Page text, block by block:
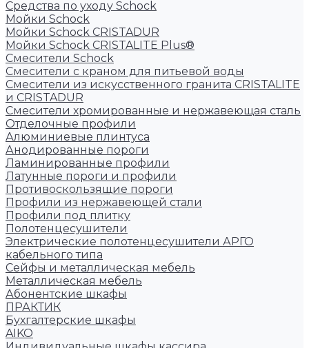
Средства по уходу Schock
Мойки Schock
Мойки Schock CRISTADUR
Мойки Schock CRISTALITE Plus®
Смесители Schock
Cмесители с краном для питьевой воды
Смесители из искуcственного гранита CRISTALITE
и CRISTADUR
Смесители хромированные и нержавеющая сталь
Отделочные профили
Алюминиевые плинтуса
Анодированные пороги
Ламинированные профили
Латунные пороги и профили
Противоскользящие пороги
Профили из нержавеющей стали
Профили под плитку
Полотенцесушители
Электрические полотенцесушители АРГО
кабельного типа
Сейфы и металлическая мебель
Металлическая мебель
Абонентские шкафы
ПРАКТИК
Бухгалтерские шкафы
AIKO